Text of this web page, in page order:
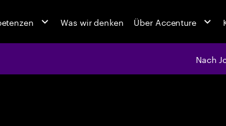
Was wir denken Über Accenture
Nach